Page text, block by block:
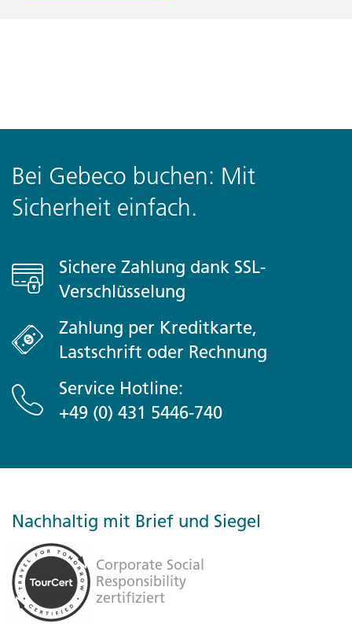
Bei Gebeco buchen: Mit
Sicherheit einfach.
Sichere Zahlung dank SSL-
Verschlüsselung
Zahlung per Kreditkarte,
Lastschrift oder Rechnung
Service Hotline:
+49 (0) 431 5446-740
Nachhaltig mit Brief und Siegel